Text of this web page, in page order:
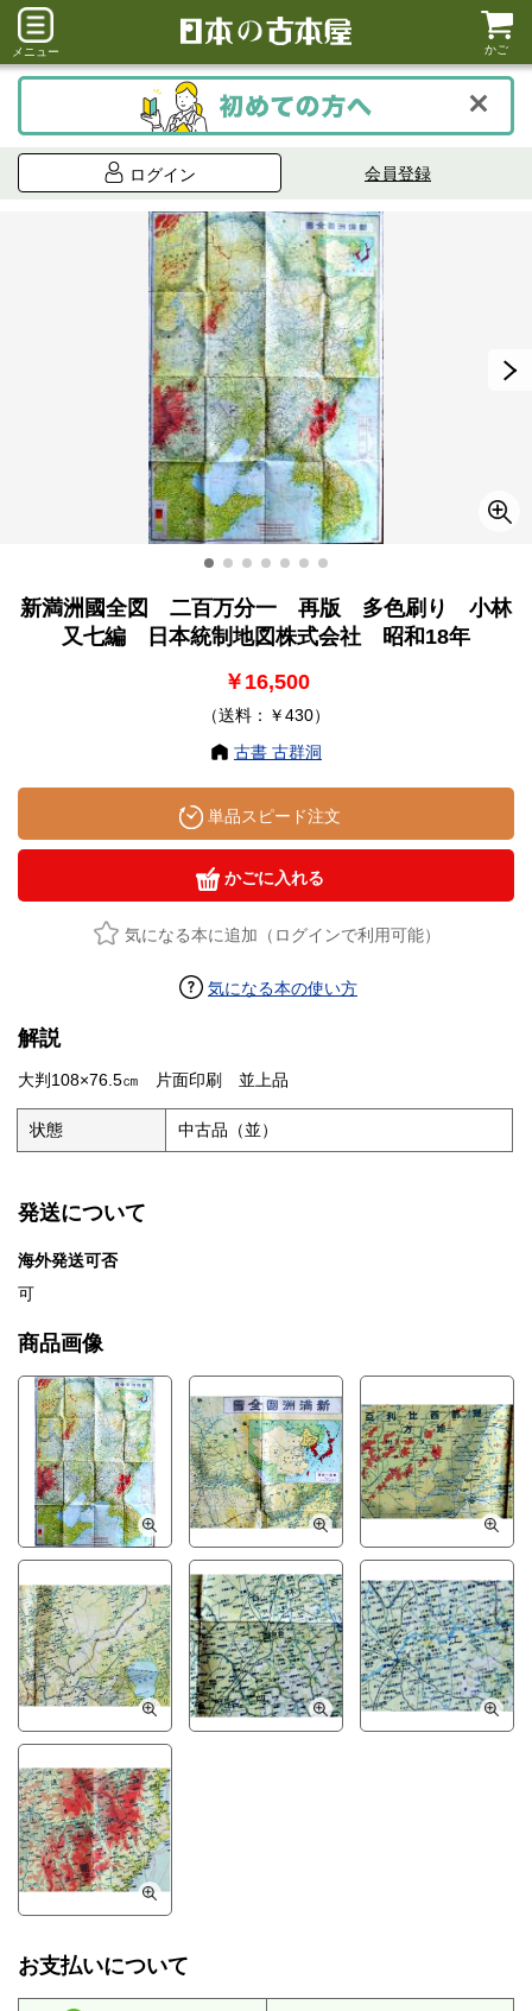
メニュー かご
ログイン 会員登録
新満洲國全図 二百万分一 再版 多色刷り 小林
又七編 日本統制地図株式会社 昭和18年
￥16,500
（送料：￥430）
古書 古群洞
単品スピード注文
かごに入れる
気になる本に追加（ログインで利用可能）
気になる本の使い方
解説
大判108×76.5㎝ 片面印刷 並上品
状態 中古品（並）
発送について
海外発送可否
可
商品画像
お支払いについて